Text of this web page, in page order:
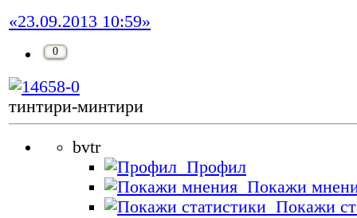
«23.09.2013 10:59»
0
тинтири-минтири
bvtr
Профил
Покажи
Покажи